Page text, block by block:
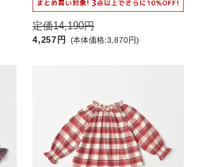
定価14,190円
4,257円 (本体価格:3,870円)